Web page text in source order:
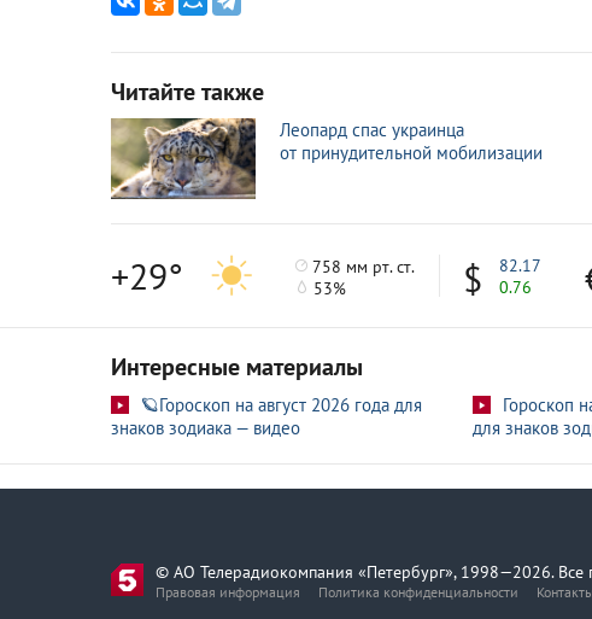
5 авг Экипаж «Солнцепека» выжег позицию ВСУ.
4 авг Десантники-артиллеристы «Днепра»
3 авг «Восток» уничтожил опорники ВСУ в
3 авг Экипаж Ми-28НМ уничтожил пункт
Читайте также
Леопард спас украинца
от принудительной мобилизации
+29°
758 мм рт. ст.
53%
82.17
0.76
Интересные материалы
🪐Гороскоп на август 2026 года для
знаков зодиака — видео
Гороскоп
для знаков
© АО Телерадиокомпания «Петербург», 1998—2026.
Правовая информация Политика конфиденциальности Контакты